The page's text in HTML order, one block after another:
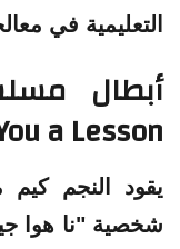
التعليمية في
أبطال
a Lesson
يقود النجمكيم
شخصية "نا هوا